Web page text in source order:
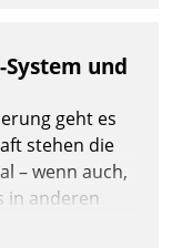
System und
geht es
stehen die
– wenn auch,
in anderen